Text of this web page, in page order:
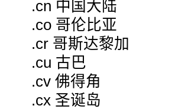
.cn 中国大陆
.co 哥伦比亚
.cr 哥斯达黎加
.cu 古巴
.cv 佛得角
.cx 圣诞岛